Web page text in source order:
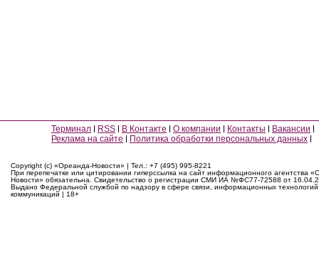
Терминал RSS В Контакте О компании Контакты
Вакансии
Реклама на сайте
Политика обработки персональных данных
Copyright (c) «Ореанда-Новости» | Тел.: +7 (495) 995-8221
При перепечатке или цитировании гиперссылка на сайт информационного агентства
Новости» обязательна. Свидетельство о регистрации СМИ ИА №ФС77-72588 от
Выдано Федеральной службой по надзору в сфере связи, информационных
коммуникаций | 18+